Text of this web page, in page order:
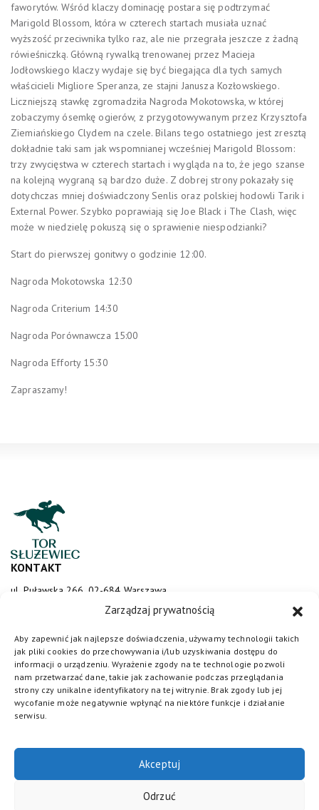
Zarządzaj prywatnością
Aby zapewnić jak najlepsze doświadczenia, używamy technologii takich
jak pliki cookies do przechowywania i/lub uzyskiwania dostępu do
informacji o urządzeniu. Wyrażenie zgody na te technologie pozwoli
nam przetwarzać dane, takie jak zachowanie podczas przeglądania
strony czy unikalne identyfikatory na tej witrynie. Brak zgody lub jej
wycofanie może negatywnie wpłynąć na niektóre funkcje i działanie
serwisu.
Akceptuj
Odrzuć
faworytów. Wśród klaczy dominację postara się podtrzymać
Marigold Blossom, która w czterech startach musiała uznać
wyższość przeciwnika tylko raz, ale nie przegrała jeszcze z żadną
rówieśniczką. Główną rywalką trenowanej przez Macieja
Jodłowskiego klaczy wydaje się być biegająca dla tych samych
właścicieli Migliore Speranza, ze stajni Janusza Kozłowskiego.
Liczniejszą stawkę zgromadziła Nagroda Mokotowska, w której
zobaczymy ósemkę ogierów, z przygotowywanym przez Krzysztofa
Ziemiańskiego Clydem na czele. Bilans tego ostatniego jest zresztą
dokładnie taki sam jak wspomnianej wcześniej Marigold Blossom:
trzy zwycięstwa w czterech startach i wygląda na to, że jego szanse
na kolejną wygraną są bardzo duże. Z dobrej strony pokazały się
dotychczas mniej doświadczony Senlis oraz polskiej hodowli Tarik i
External Power. Szybko poprawiają się Joe Black i The Clash, więc
może w niedzielę pokuszą się o sprawienie niespodzianki?
Start do pierwszej gonitwy o godzinie 12:00.
Nagroda Mokotowska 12:30
Nagroda Criterium 14:30
Nagroda Porównawcza 15:00
Nagroda Efforty 15:30
Zapraszamy!
KONTAKT
ul. Puławska 266, 02-684 Warszawa
sluzewiec@totalizator.pl
KONTAKT DLA MEDIÓW
media@torsluzewiec.pl
DOŁĄCZ DO NAS